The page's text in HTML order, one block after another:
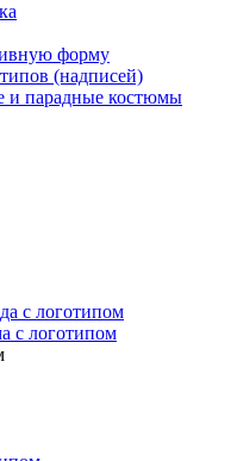
форму
(надписей)
и парадные костюмы
с логотипом
с логотипом